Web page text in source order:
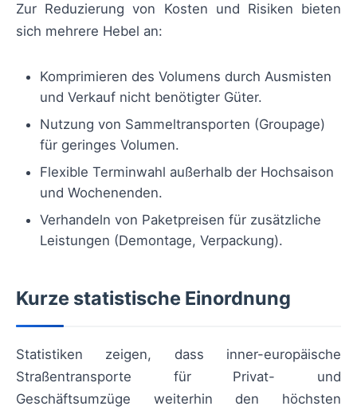
Zur Reduzierung von Kosten und Risiken bieten
sich mehrere Hebel an:
Komprimieren des Volumens durch Ausmisten
und Verkauf nicht benötigter Güter.
Nutzung von Sammeltransporten (Groupage)
für geringes Volumen.
Flexible Terminwahl außerhalb der Hochsaison
und Wochenenden.
Verhandeln von Paketpreisen für zusätzliche
Leistungen (Demontage, Verpackung).
Kurze statistische Einordnung
Statistiken zeigen, dass inner-europäische
Straßentransporte für Privat- und
Geschäftsumzüge weiterhin den höchsten